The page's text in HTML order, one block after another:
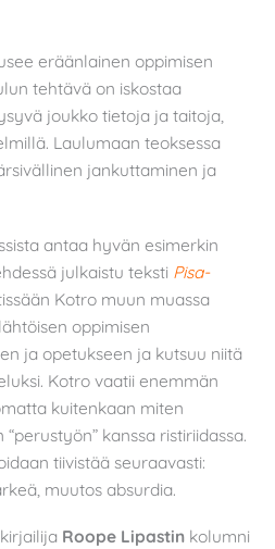
eräänlainen oppimisen
tehtävä on iskostaa
joukko tietoja ja taitoja,
Laulumaan teoksessa
jankuttaminen ja
antaa hyvän esimerkin
julkaistu teksti Pisa-
Kotro muun muassa
oppimisen
ja opetukseen ja kutsuu niitä
Kotro vaatii enemmän
kuitenkaan miten
kanssa ristiriidassa.
tiivistää seuraavasti:
muutos absurdia.
Roope Lipastin kolumni